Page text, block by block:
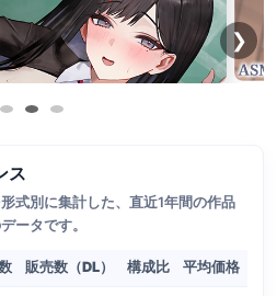
❯
ス
式別に集計した、直近1年間の作品
ータです。
販売数（DL） 構成比 平均価格